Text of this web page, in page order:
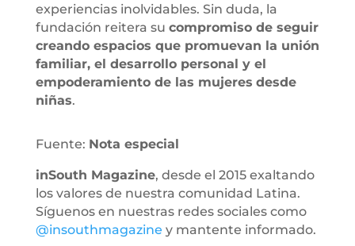
experiencias inolvidables. Sin duda, la
fundación reitera su compromiso de seguir
creando espacios que promuevan la unión
familiar, el desarrollo personal y el
empoderamiento de las mujeres desde
niñas.
Fuente: Nota especial
inSouth Magazine, desde el 2015 exaltando
los valores de nuestra comunidad Latina.
Síguenos en nuestras redes sociales como
@insouthmagazine y mantente informado.